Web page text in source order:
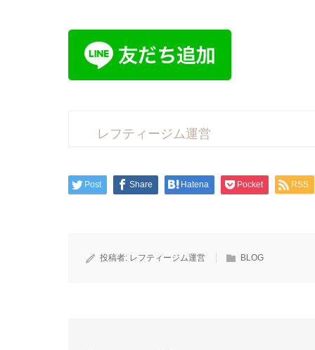
レフティージム運営
Post Share Hatena Pocket RSS
投稿者: レフティージム運営 BLOG